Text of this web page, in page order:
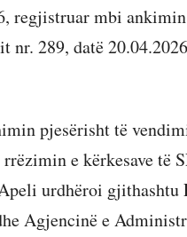
regjistruar mbi
nr. 289, datë
pjesërisht të
e kërkesave të
urdhëroi gjithashtu
Agjencinë e